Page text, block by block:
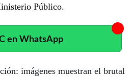
Público.
en WhatsApp
imágenes muestran el brutal